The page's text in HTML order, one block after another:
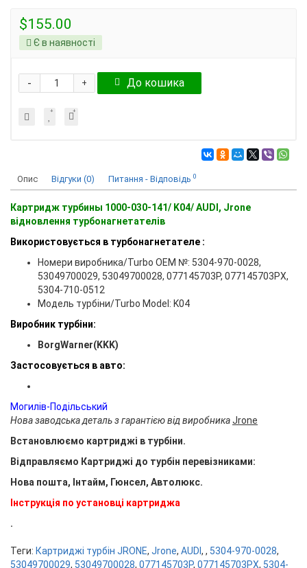
$155.00
Є в наявності
+
- До кошика
Опис Відгуки (0) Питання - Відповідь 0
Картридж турбины 1000-030-141/ K04/ AUDI, Jrone
відновлення турбонагнетателів
Використовується в турбонагнетателе :
Номери виробника/Turbo OEM №: 5304-970-0028,
53049700029, 53049700028, 077145703P, 077145703PX,
5304-710-0512
Модель турбіни/Turbo Model: K04
Виробник турбіни:
BorgWarner(KKK)
Застосовується в авто:
Могилів-Подільський
Нова заводська деталь з гарантією від виробникаJrone
Встановлюємо картриджі в турбіни.
Відправляємо Картриджі до турбін перевізниками:
Нова пошта, Інтайм, Гюнсел, Автолюкс.
Інструкція по установці картриджа
.
Теги: Картриджі турбін JRONE, Jrone, AUDI , , 5304-970-0028,
53049700029, 53049700028, 077145703P, 077145703PX, 5304-